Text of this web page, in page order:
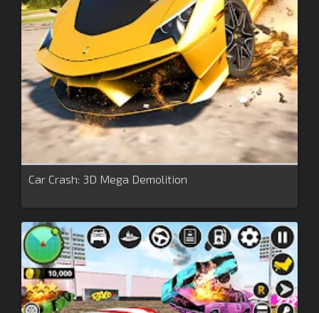
Car Crash: 3D Mega Demolition